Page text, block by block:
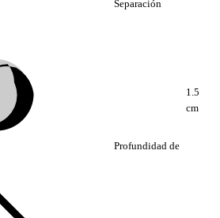
Separación
Profundidad de
1.5
cm